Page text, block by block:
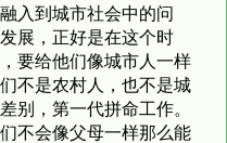
入到城市社会中的问
展，正好是在这个时
要给他们像城市人一样
不是农村人，也不是城
别，第一代拼命工作。
不会像父母一样那么能